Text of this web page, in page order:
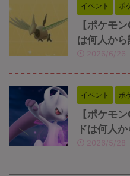
イベント ポ
【ポケモ
は何人か
2026/6/26
イベント ポ
【ポケモ
ドは何人
2026/5/28